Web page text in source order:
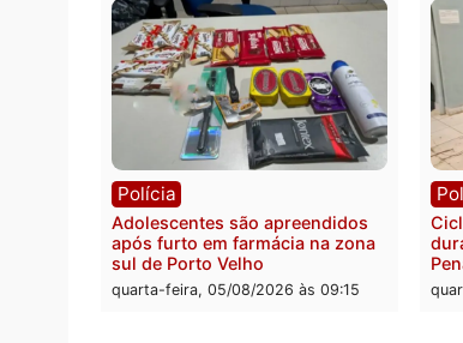
Política
Convenções chegam ao fim e
eleições de 2026 entram na reta
decisiva em Rondônia
quarta-feira, 05/08/2026 às 12:26